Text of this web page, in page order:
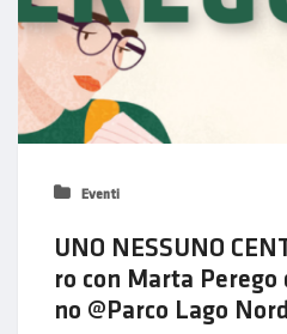
Eventi
UNO NESSUNO
ro con Marta Perego
no @Parco Lago Nord